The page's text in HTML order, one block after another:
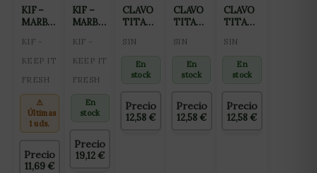
KIF –
MARBLE
BASEBALL
COMPLETO
KIF -
KEEP IT
FRESH
⚠
Últimas
1 uds.
Precio
11,69€
KIF –
MARBLE
POKEMON
COMPLETO
KIF -
KEEP IT
FRESH
En
stock
Precio
19,12€
CLAVO
TITANIO
MACHO
SIN
En
stock
Precio
12,58€
CLAVO
TITANIO
HEMBRA
SIN
En
stock
Precio
12,58€
CLAVO
TITANIO
HEMBRA
18MM
SIN
En
stock
Precio
12,58€